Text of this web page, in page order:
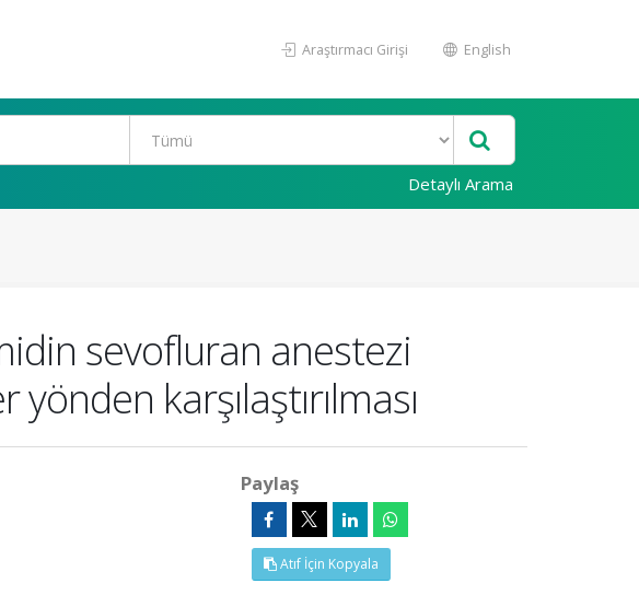
Araştırmacı Girişi English
Detaylı Arama
sevofluran anestezi
karşılaştırılması
Paylaş
Atıf İçin Kopyala